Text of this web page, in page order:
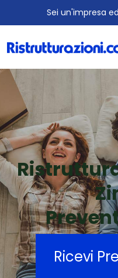
Sei un'impresa
Ricevi